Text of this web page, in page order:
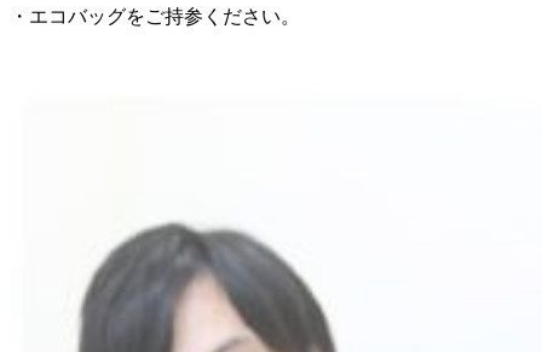
・エコバッグをご持参ください。